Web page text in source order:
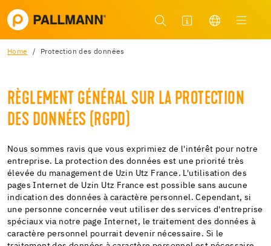
Home Protection des données
RÈGLEMENT GÉNÉRAL SUR LA PROTECTION
DES DONNÉES (RGPD)
Nous sommes ravis que vous exprimiez de l'intérêt pour notre
entreprise. La protection des données est une priorité très
élevée du management de Uzin Utz France. L'utilisation des
pages Internet de Uzin Utz France est possible sans aucune
indication des données à caractère personnel. Cependant, si
une personne concernée veut utiliser des services d'entreprise
spéciaux via notre page Internet, le traitement des données à
caractère personnel pourrait devenir nécessaire. Si le